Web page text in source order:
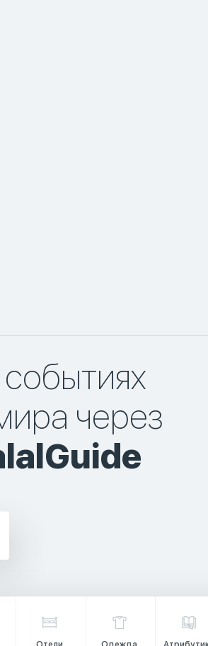
через